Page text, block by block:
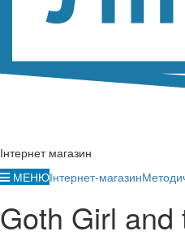
Інтернет магазин
МЕНЮІнтернет-магазин
Goth Girl